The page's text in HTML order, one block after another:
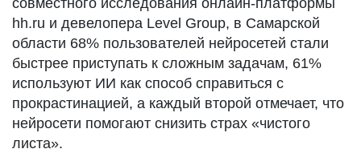
совместного исследования онлайн-платформы
hh.ru и девелопера Level Group, в Самарской
области 68% пользователей нейросетей стали
быстрее приступать к сложным задачам, 61%
используют ИИ как способ справиться с
прокрастинацией, а каждый второй отмечает, что
нейросети помогают снизить страх «чистого
листа».